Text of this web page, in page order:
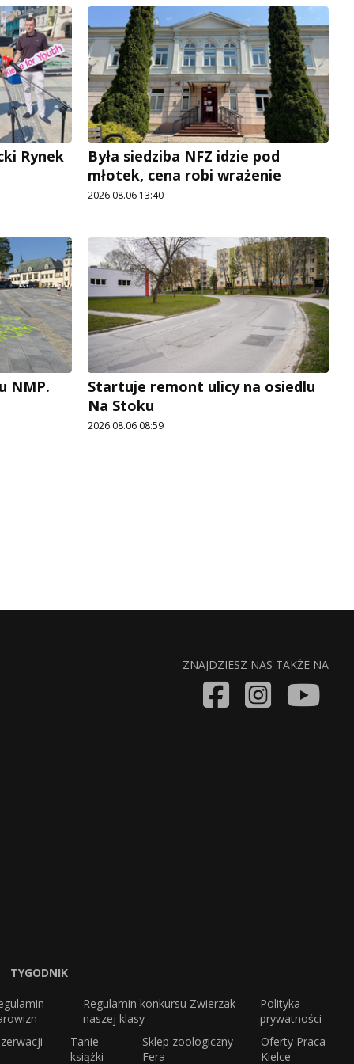
Rynek
Była siedziba NFZ idzie pod
młotek, cena robi wrażenie
2026.08.06 13:40
NMP.
Startuje remont ulicy na osiedlu
Na Stoku
2026.08.06 08:59
ZNAJDZIESZ NAS TAKŻE NA
TYGODNIK
Regulamin konkursu Zwierzak
naszej klasy
Polityka
prywatności
Tanie
książki
Sklep zoologiczny
Fera
Oferty Praca
Kielce